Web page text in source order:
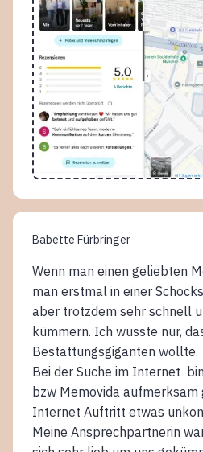
Babette Fürbringer
Wenn man einen geliebten
man erstmal in einer
aber trotzdem sehr schnell
kümmern. Ich wusste nur,
Bestattungsgiganten wollte.
Bei der Suche im Internet
bzw Memovida aufmerksam
Internet Auftritt etwas
Meine Ansprechpartnerin